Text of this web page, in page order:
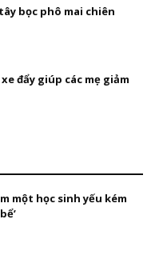
bọc phô mai chiên
đẩy giúp các mẹ giảm
một học sinh yếu kém